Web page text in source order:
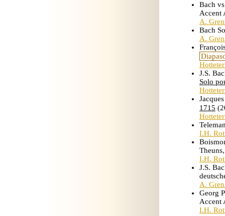
Bach
Accent
A.
Bach
A.
J.S.
Solo
1715
I.H.
I.H.
J.S.
A.
Georg
Accent
I.H.